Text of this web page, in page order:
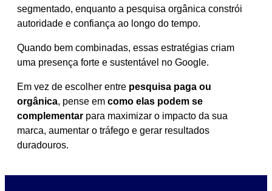
segmentado, enquanto a pesquisa orgânica constrói
autoridade e confiança ao longo do tempo.
Quando bem combinadas, essas estratégias criam
uma presença forte e sustentável no Google.
Em vez de escolher entre pesquisa paga ou
orgânica, pense em como elas podem se
complementar para maximizar o impacto da sua
marca, aumentar o tráfego e gerar resultados
duradouros.